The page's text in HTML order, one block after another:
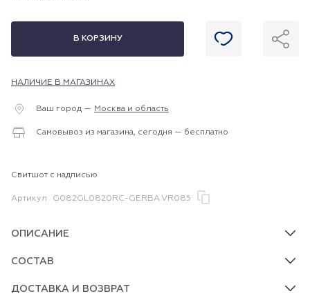
В КОРЗИНУ
НАЛИЧИЕ В МАГАЗИНАХ
Ваш город — Москва и область
Самовывоз из магазина, сегодня — бесплатно
Свитшот с надписью
Артикул G082GL0820RC-GERBA.VR085
ОПИСАНИЕ
СОСТАВ
ДОСТАВКА И ВОЗВРАТ